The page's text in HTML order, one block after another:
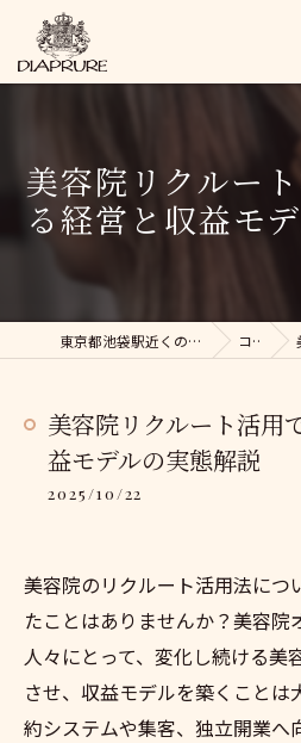
美容院リクルー
る経営と収益モ
東京都池袋駅近くの美容院ならDIAPRURE コラム
美容院リクルート活用
益モデルの実態解説
2025/10/22
美容院のリクルート活用法につ
たことはありませんか？美容院
人々にとって、変化し続ける美
させ、収益モデルを築くことは
約システムや集客、独立開業へ